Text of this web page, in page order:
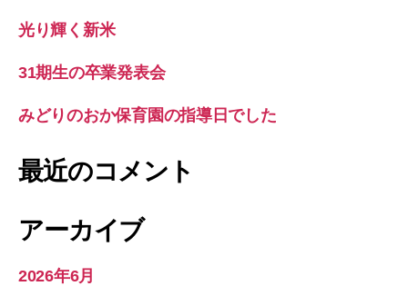
光り輝く新米
31期生の卒業発表会
みどりのおか保育園の指導日でした
最近のコメント
アーカイブ
2026年6月